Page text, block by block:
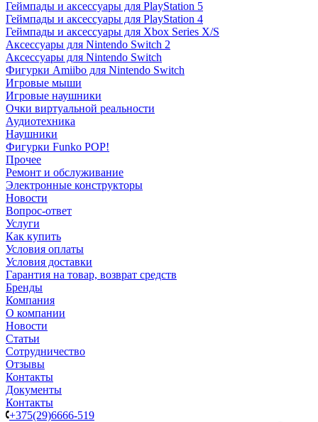
Геймпады и аксессуары для PlayStation 5
Геймпады и аксессуары для PlayStation 4
Геймпады и аксессуары для Xbox Series X/S
Аксессуары для Nintendo Switch 2
Аксессуары для Nintendo Switch
Фигурки Amiibo для Nintendo Switch
Игровые мыши
Игровые наушники
Очки виртуальной реальности
Аудиотехника
Наушники
Фигурки Funko POP!
Прочее
Ремонт и обслуживание
Электронные конструкторы
Новости
Вопрос-ответ
Услуги
Как купить
Условия оплаты
Условия доставки
Гарантия на товар, возврат средств
Бренды
Компания
О компании
Новости
Статьи
Сотрудничество
Отзывы
Контакты
Документы
Контакты
+375(29)6666-519